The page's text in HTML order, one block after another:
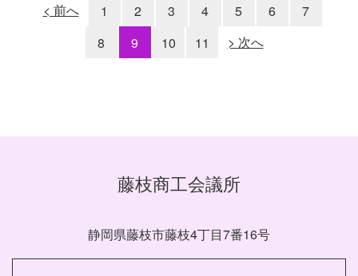
< 前へ 1 2 3 4 5 6
7
8
9 10 11 > 次へ
藤枝商工会議所
静岡県藤枝市藤枝4丁目7番16号